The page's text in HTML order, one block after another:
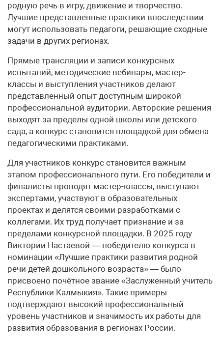
родную речь в игру, движение и творчество.
Лучшие представленные практики впоследствии
могут использовать педагоги, решающие сходные
задачи в других регионах.
Прямые трансляции и записи конкурсных
испытаний, методические вебинары, мастер-
классы и выступления участников делают
представленный опыт доступным широкой
профессиональной аудитории. Авторские решения
выходят за пределы одной школы или детского
сада, а конкурс становится площадкой для обмена
педагогическими практиками.
Для участников конкурс становится важным
этапом профессионального пути. Его победители и
финалисты проводят мастер-классы, выступают
экспертами, участвуют в образовательных
проектах и делятся своими разработками с
коллегами. Их труд получает признание и за
пределами конкурсной площадки. В 2025 году
Виктории Настаевой — победителю конкурса в
номинации «Лучшие практики развития родной
речи детей дошкольного возраста» — было
присвоено почётное звание «Заслуженный учитель
Республики Калмыкия». Такие примеры
подтверждают высокий профессиональный
уровень участников и значимость их работы для
развития образования в регионах России.